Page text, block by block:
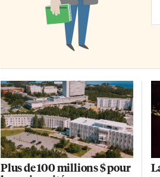
Plus de 100 millions $ pour